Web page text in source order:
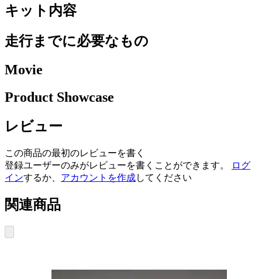
キット内容
走行までに必要なもの
Movie
Product Showcase
レビュー
この商品の最初のレビューを書く
登録ユーザーのみがレビューを書くことができます。
ログ
インするか、 アカウントを作成してください
関連商品